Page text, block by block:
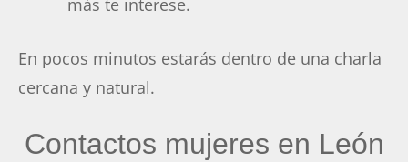
En pocos minutos estarás dentro de una charla
cercana y natural.
Contactos mujeres en León